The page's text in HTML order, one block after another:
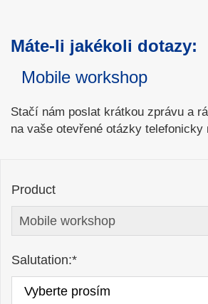
Máte-li jakékoli dotazy:
Mobile workshop
Stačí nám poslat krátkou zprávu a
na vaše otevřené otázky telefonicky
Product
Salutation:*